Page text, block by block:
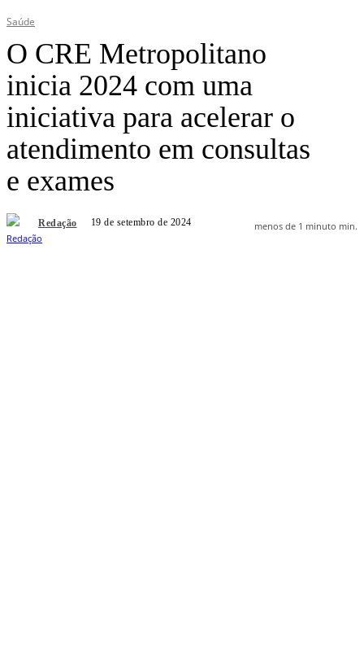
Saúde
O CRE Metropolitano
inicia 2024 com uma
iniciativa para acelerar o
atendimento em consultas
e exames
Redação 19 de setembro de 2024 menos de 1 minuto min.